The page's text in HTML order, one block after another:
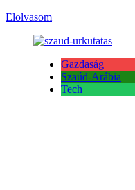
Elolvasom
Gazdaság
Szaúd-Arábia
Tech